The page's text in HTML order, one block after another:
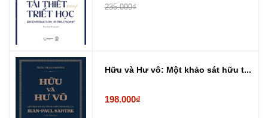
235.000₫
Hữu và Hư vô: Một khảo sát hữu t...
198.000₫